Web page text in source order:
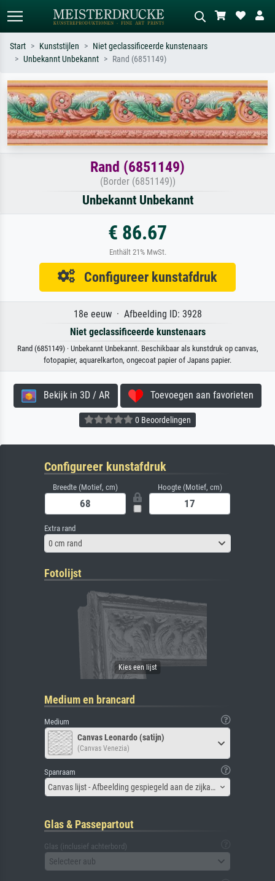
Zoek op kunstenaar, titel of stijl – bijv.
Monet, Sterrennacht, impressionisme,
Hokusai-golf, naakt.
Beschrijf de scène – bijv. groene
weide, abstract met veel rood, donker
olieverfschilderij, staand naakt naast
een boom.
Start Kunststijlen
Niet geclassificeerde kunstenaars
Unbekannt Unbekannt
Rand (6851149)
Rand (6851149)
(Border (6851149))
Unbekannt Unbekannt
€ 86.67
Enthält 21% MwSt.
Configureer kunstafdruk
18e eeuw · Afbeelding ID: 3928
Niet geclassificeerde kunstenaars
Rand (6851149) · Unbekannt Unbekannt. Beschikbaar als kunstdruk op canvas,
fotopapier, aquarelkarton, ongecoat papier of Japans papier.
Bekijk in 3D / AR Toevoegen aan favorieten
0 Beoordelingen
Configureer kunstafdruk
Breedte (Motief, cm) Hoogte (Motief, cm)
Extra rand
0 cm rand
Fotolijst
Medium en brancard
Medium
Canvas Leonardo (satijn)
(Canvas Venezia)
Spanraam
Canvas lijst - Afbeelding gespiegeld aan de zijkant
Glas & Passepartout
Glas (inclusief achterbord)
Selecteer aub